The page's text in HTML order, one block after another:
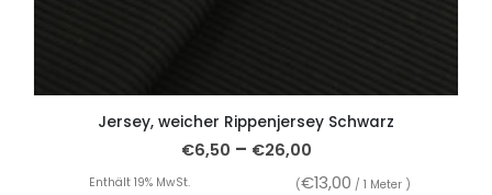
Jersey, weicher Rippenjersey Schwarz
€6,50 – €26,00
Enthält 19% MwSt. (€13,00 / 1 Meter )